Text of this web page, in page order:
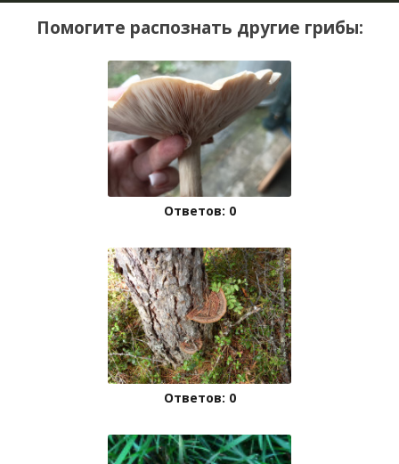
Помогите распознать другие грибы:
Ответов: 0
Ответов: 0